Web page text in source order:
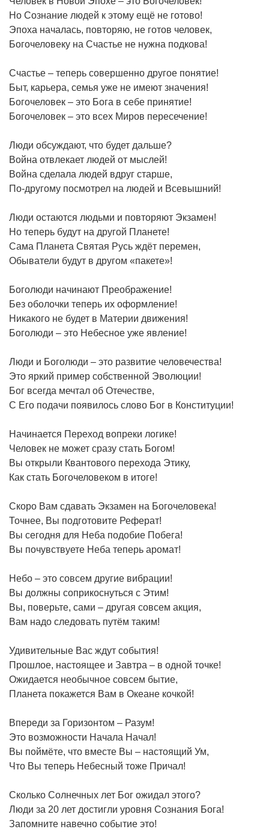
Но Сознание людей к этому ещё не готово!
Эпоха началась, повторяю, не готов человек,
Богочеловеку на Счастье не нужна подкова!
Счастье – теперь совершенно другое понятие!
Быт, карьера, семья уже не имеют значения!
Богочеловек – это Бога в себе принятие!
Богочеловек – это всех Миров пересечение!
Люди обсуждают, что будет дальше?
Война отвлекает людей от мыслей!
Война сделала людей вдруг старше,
По-другому посмотрел на людей и Всевышний!
Люди остаются людьми и повторяют Экзамен!
Но теперь будут на другой Планете!
Сама Планета Святая Русь ждёт перемен,
Обыватели будут в другом «пакете»!
Боголюди начинают Преображение!
Без оболочки теперь их оформление!
Никакого не будет в Материи движения!
Боголюди – это Небесное уже явление!
Люди и Боголюди – это развитие человечества!
Это яркий пример собственной Эволюции!
Бог всегда мечтал об Отечестве,
С Его подачи появилось слово Бог в Конституции!
Начинается Переход вопреки логике!
Человек не может сразу стать Богом!
Вы открыли Квантового перехода Этику,
Как стать Богочеловеком в итоге!
Скоро Вам сдавать Экзамен на Богочеловека!
Точнее, Вы подготовите Реферат!
Вы сегодня для Неба подобие Побега!
Вы почувствуете Неба теперь аромат!
Небо – это совсем другие вибрации!
Вы должны соприкоснуться с Этим!
Вы, поверьте, сами – другая совсем акция,
Вам надо следовать путём таким!
Удивительные Вас ждут события!
Прошлое, настоящее и Завтра – в одной точке!
Ожидается необычное совсем бытие,
Планета покажется Вам в Океане кочкой!
Впереди за Горизонтом – Разум!
Это возможности Начала Начал!
Вы поймёте, что вместе Вы – настоящий Ум,
Что Вы теперь Небесный тоже Причал!
Сколько Солнечных лет Бог ожидал этого?
Люди за 20 лет достигли уровня Сознания Бога!
Запомните навечно событие это!